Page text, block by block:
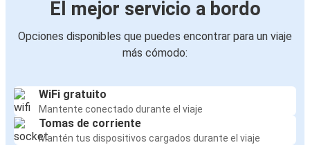
El mejor servicio a bordo
Opciones disponibles que puedes encontrar para un viaje
más cómodo:
WiFi gratuito
Mantente conectado durante el viaje
Tomas de corriente
Mantén tus dispositivos cargados durante el viaje